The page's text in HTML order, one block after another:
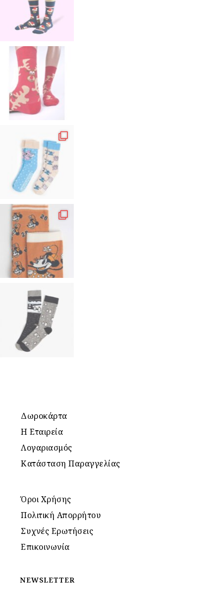
Δωροκάρτα
Η Εταιρεία
Λογαριασμός
Κατάσταση Παραγγελίας
Όροι Χρήσης
Πολιτική Απορρήτου
Συχνές Ερωτήσεις
Επικοινωνία
NEWSLETTER